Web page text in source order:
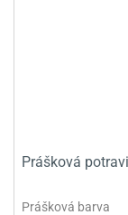
Prášková
Prášková barva